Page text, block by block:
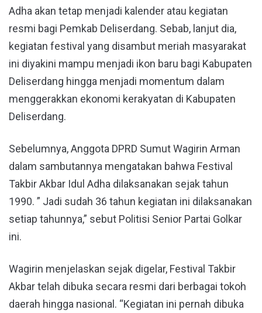
Adha akan tetap menjadi kalender atau kegiatan
resmi bagi Pemkab Deliserdang. Sebab, lanjut dia,
kegiatan festival yang disambut meriah masyarakat
ini diyakini mampu menjadi ikon baru bagi Kabupaten
Deliserdang hingga menjadi momentum dalam
menggerakkan ekonomi kerakyatan di Kabupaten
Deliserdang.
Sebelumnya, Anggota DPRD Sumut Wagirin Arman
dalam sambutannya mengatakan bahwa Festival
Takbir Akbar Idul Adha dilaksanakan sejak tahun
1990. ” Jadi sudah 36 tahun kegiatan ini dilaksanakan
setiap tahunnya,” sebut Politisi Senior Partai Golkar
ini.
Wagirin menjelaskan sejak digelar, Festival Takbir
Akbar telah dibuka secara resmi dari berbagai tokoh
daerah hingga nasional. “Kegiatan ini pernah dibuka